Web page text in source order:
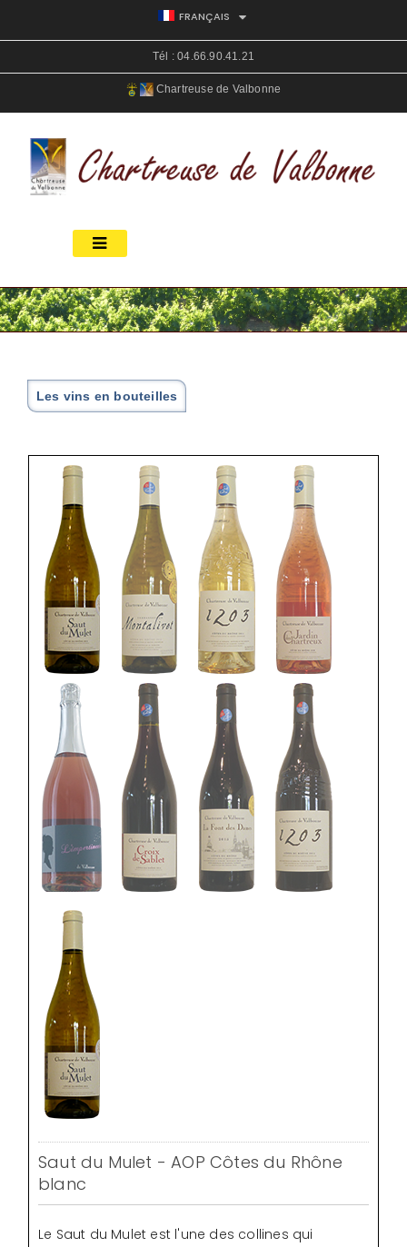
FRANÇAIS
Tél :04.66.90.41.21
Chartreuse de Valbonne
Les vins en bouteilles
Saut du Mulet - AOP Côtes du Rhône
blanc
Le Saut du Mulet est l'une des collines qui